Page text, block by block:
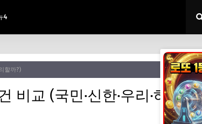
4
할까?)
비교 (국민·신한·우리·하나 어